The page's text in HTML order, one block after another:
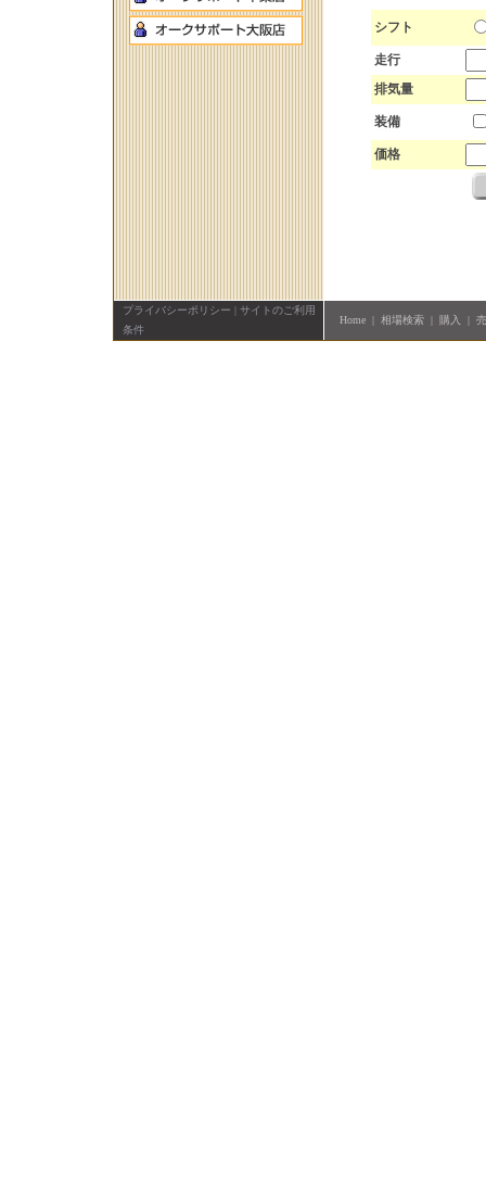
シフト
走行
排気量
装備
価格
プライバシーポリシー | サイトのご利用
条件
Home| 相場検索| 購入 |